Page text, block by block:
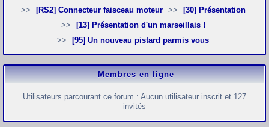
[RS2] Connecteur faisceau moteur
[30] Présentation
[13] Présentation d'un marseillais !
[95] Un nouveau pistard parmis vous
Membres en ligne
Utilisateurs parcourant ce forum : Aucun utilisateur inscrit et 127
invités